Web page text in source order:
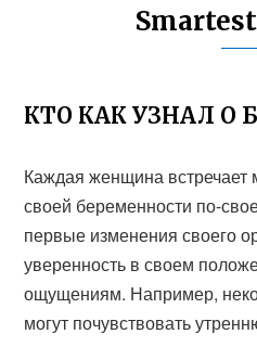
КТО КАК УЗНАЛ О
Каждая женщина встречает
своей беременности по-
первые изменения своего
уверенность в своем
ощущениям. Например,
могут почувствовать